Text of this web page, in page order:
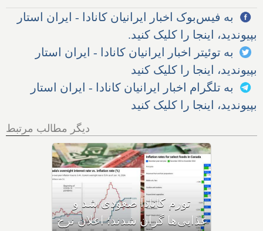
به فیس‌بوک اخبار ایرانیان کانادا - ایران استار
بپیوندید، اینجا را کلیک کنید.
به توئیتر اخبار ایرانیان کانادا - ایران استار
بپیوندید، اینجا را کلیک کنید
به تلگرام اخبار ایرانیان کانادا - ایران استار
بپیوندید، اینجا را کلیک کنید
دیگر مطالب مرتبط
فردا آخرین روز بازپرداخت وام
۶۰,۰۰۰ دلاری بیزینس‌های
کاناداست؛ نیمی از بیزینس‌ها در